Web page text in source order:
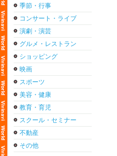
季節・行事
コンサート・ライブ
演劇・演芸
グルメ・レストラン
ショッピング
映画
スポーツ
美容・健康
教育・育児
スクール・セミナー
不動産
その他